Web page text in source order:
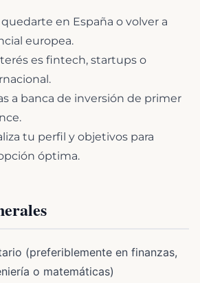
en España o volver a
europea.
es fintech, startups o
a banca de inversión de primer
tu perfil y objetivos para
óptima.
(preferiblemente en finanzas,
o matemáticas)